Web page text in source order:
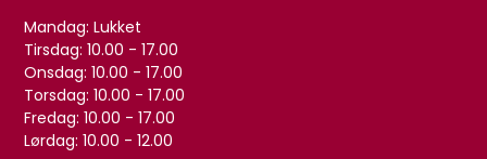
Mandag: Lukket
Tirsdag: 10.00 - 17.00
Onsdag: 10.00 - 17.00
Torsdag: 10.00 - 17.00
Fredag: 10.00 - 17.00
Lørdag: 10.00 - 12.00